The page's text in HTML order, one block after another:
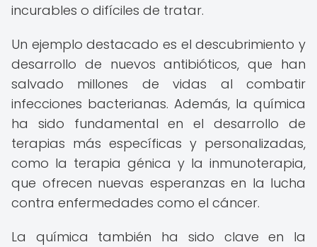
incurables o difíciles de tratar.
Un ejemplo destacado es el descubrimiento y
desarrollo de nuevos antibióticos, que han
salvado millones de vidas al combatir
infecciones bacterianas. Además, la química
ha sido fundamental en el desarrollo de
terapias más específicas y personalizadas,
como la terapia génica y la inmunoterapia,
que ofrecen nuevas esperanzas en la lucha
contra enfermedades como el cáncer.
La química también ha sido clave en la